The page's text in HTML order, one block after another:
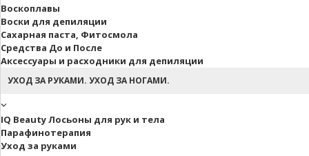
Воскоплавы
Воски для депиляции
Сахарная паста, Фитосмола
Средства До и После
Аксессуары и расходники для депиляции
УХОД ЗА РУКАМИ. УХОД ЗА НОГАМИ.
IQ Beauty Лосьоны для рук и тела
Парафинотерапия
Уход за руками